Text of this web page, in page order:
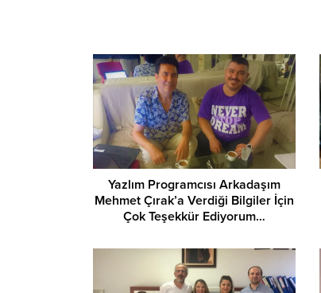
Yazlım Programcısı Arkadaşım
Mehmet Çırak’a Verdiği Bilgiler İçin
Çok Teşekkür Ediyorum…